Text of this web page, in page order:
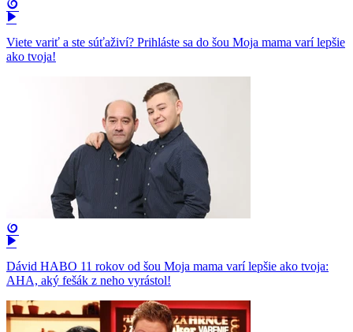
Viete variť a ste súťaživí? Prihláste sa do šou Moja mama varí lepšie
ako tvoja!
Dávid HABO 11 rokov od šou Moja mama varí lepšie ako tvoja:
AHA, aký fešák z neho vyrástol!